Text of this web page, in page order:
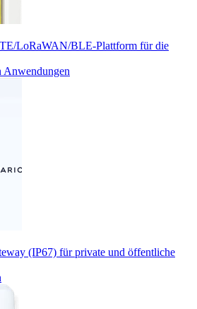
LoRaWAN/BLE-Plattform für die
Anwendungen
(IP67) für private und öffentliche